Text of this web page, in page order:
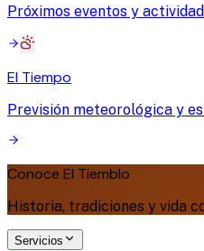
Próximos eventos y
El Tiempo
Previsión meteorológica y
Conoce El Tiemblo
Historia, tradiciones y vida
Servicios